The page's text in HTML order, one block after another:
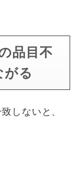
品目不
がる
しないと、